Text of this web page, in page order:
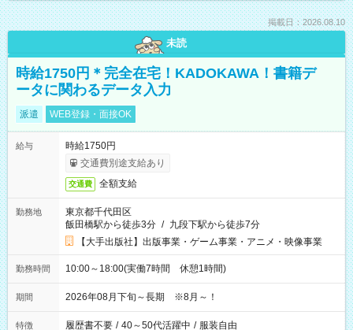
掲載日：2026.08.10
未読
時給1750円＊完全在宅！KADOKAWA！書籍デ
ータに関わるデータ入力
派遣 WEB登録・面接OK
給与
時給1750円
交通費別途支給あり
交通費 全額支給
勤務地
東京都千代田区
飯田橋駅から徒歩3分 / 九段下駅から徒歩7分
【大手出版社】出版事業・ゲーム事業・アニメ・映像事業
勤務時間 10:00～18:00(実働7時間 休憩1時間)
期間 2026年08月下旬～長期 ※8月～！
特徴 履歴書不要 / 40～50代活躍中 / 服装自由